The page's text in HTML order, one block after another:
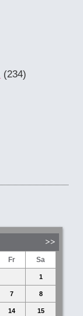
(234)
Fr Sa
1
7 8
14 15